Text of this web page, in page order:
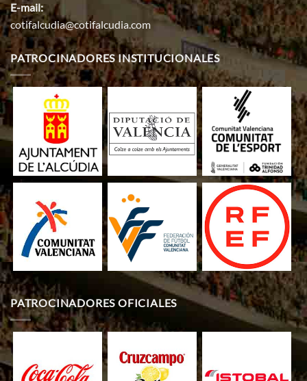
E-mail:
cotifalcudia@cotifalcudia.com
PATROCINADORES INSTITUCIONALES
PATROCINADORES OFICIALES